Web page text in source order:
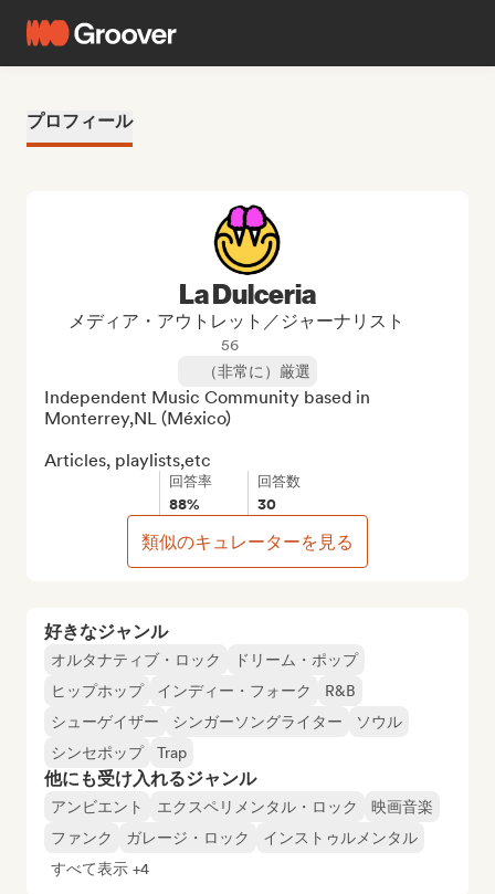
プロフィール
好きなジャンル
オルタナティブ・ロック
ドリーム・ポップ
ヒップホップ
インディー・フォーク
R&B
シューゲイザー
シンガーソングライター
ソウル
シンセポップ
Trap
他にも受け入れるジャンル
アンビエント エクスペリメンタル・ロック
映画音楽
ファンク
ガレージ・ロック
インストゥルメンタル
すべて表示 +4
La Dulceria
メディア・アウトレット／ジャーナリスト
56
（非常に）厳選
Independent Music Community based in
Monterrey,NL (México)
Articles, playlists,etc
回答率
88%
回答数
30
類似のキュレーターを見る